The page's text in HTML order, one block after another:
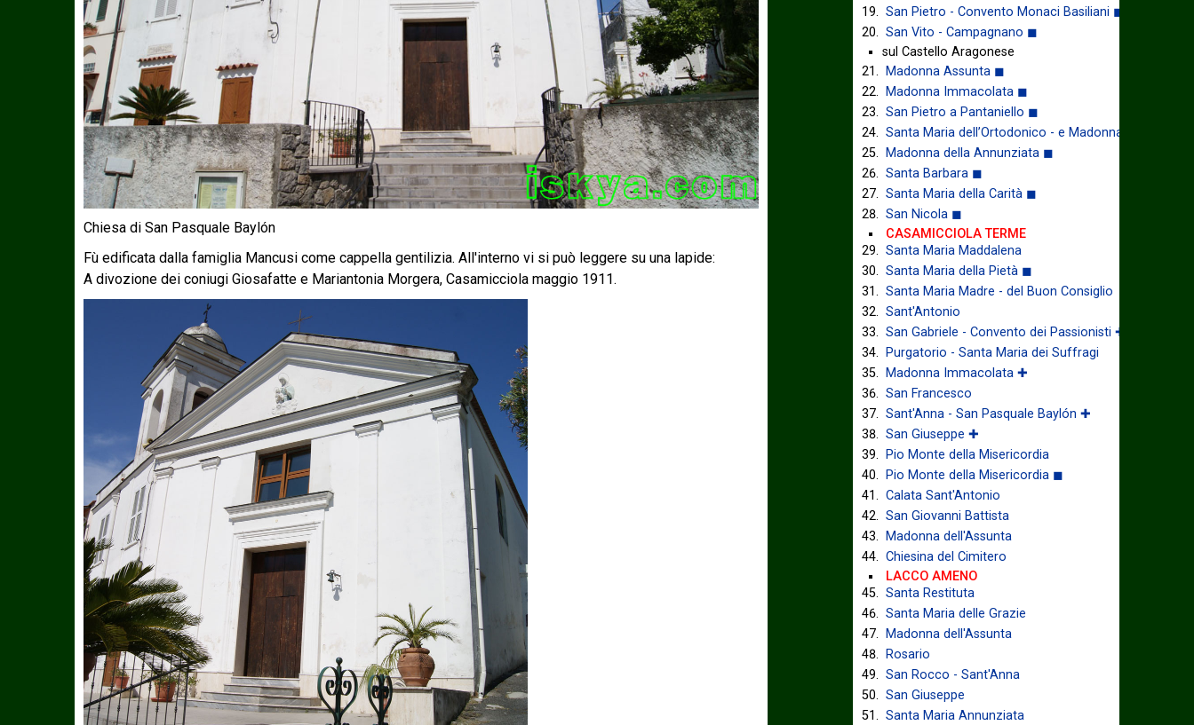
Chiesa di San Pasquale Baylón
Fù edificata dalla famiglia Mancusi come cappella gentilizia. All'interno vi si può leggere su una lapide:
A divozione dei coniugi Giosafatte e Mariantonia Morgera, Casamicciola maggio 1911.
San Pietro - Convento Monaci Basiliani ◼
San Vito - Campagnano ◼
sul Castello Aragonese
Madonna Assunta ◼
Madonna Immacolata ◼
San Pietro a Pantaniello ◼
Santa Maria dell’Ortodonico - e Madonna della
Madonna della Annunziata ◼
Santa Barbara ◼
Santa Maria della Carità ◼
San Nicola ◼
CASAMICCIOLA TERME
Santa Maria Maddalena
Santa Maria della Pietà ◼
Santa Maria Madre - del Buon Consiglio
Sant'Antonio
San Gabriele - Convento dei Passionisti ✚
Purgatorio - Santa Maria dei Suffragi
Madonna Immacolata ✚
San Francesco
Sant'Anna - San Pasquale Baylón ✚
San Giuseppe ✚
Pio Monte della Misericordia
Pio Monte della Misericordia ◼
Calata Sant'Antonio
San Giovanni Battista
Madonna dell'Assunta
Chiesina del Cimitero
LACCO AMENO
Santa Restituta
Santa Maria delle Grazie
Madonna dell'Assunta
Rosario
San Rocco - Sant'Anna
San Giuseppe
Santa Maria Annunziata